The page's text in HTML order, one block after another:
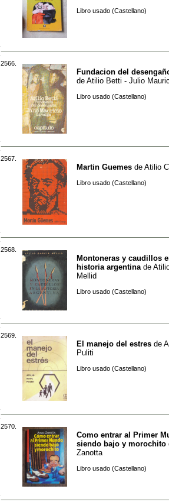
Libro usado (Castellano)
2566.
Fundacion del
de Atilio Betti - Julio
Libro usado (Castellano)
2567.
Martin Guemes de Atilio
Libro usado (Castellano)
2568.
Montoneras y caudillos
historia argentina de
Mellid
Libro usado (Castellano)
2569.
El manejo del estres de
Puliti
Libro usado (Castellano)
2570.
Como entrar al Primer
siendo bajo y morochito
Zanotta
Libro usado (Castellano)